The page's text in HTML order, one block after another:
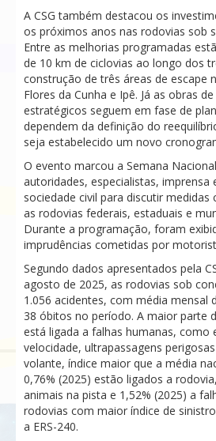
A CSG também destacou os
os próximos anos nas rodovias sob
Entre as melhorias programadas
de 10 km de ciclovias ao longo dos
construção de três áreas de escape
Flores da Cunha e Ipê. Já as obras
estratégicos seguem em fase de
dependem da definição do
seja estabelecido um novo
O evento marcou a Semana
autoridades, especialistas, imprensa
sociedade civil para discutir
as rodovias federais, estaduais e
Durante a programação, foram
imprudências cometidas por
Segundo dados apresentados pela
agosto de 2025, as rodovias sob
1.056 acidentes, com média mensal
38 óbitos no período. A maior parte
está ligada a falhas humanas, como
velocidade, ultrapassagens
volante, índice maior que a média
0,76% (2025) estão ligados a
animais na pista e 1,52% (2025) a
rodovias com maior índice de
a ERS-240.